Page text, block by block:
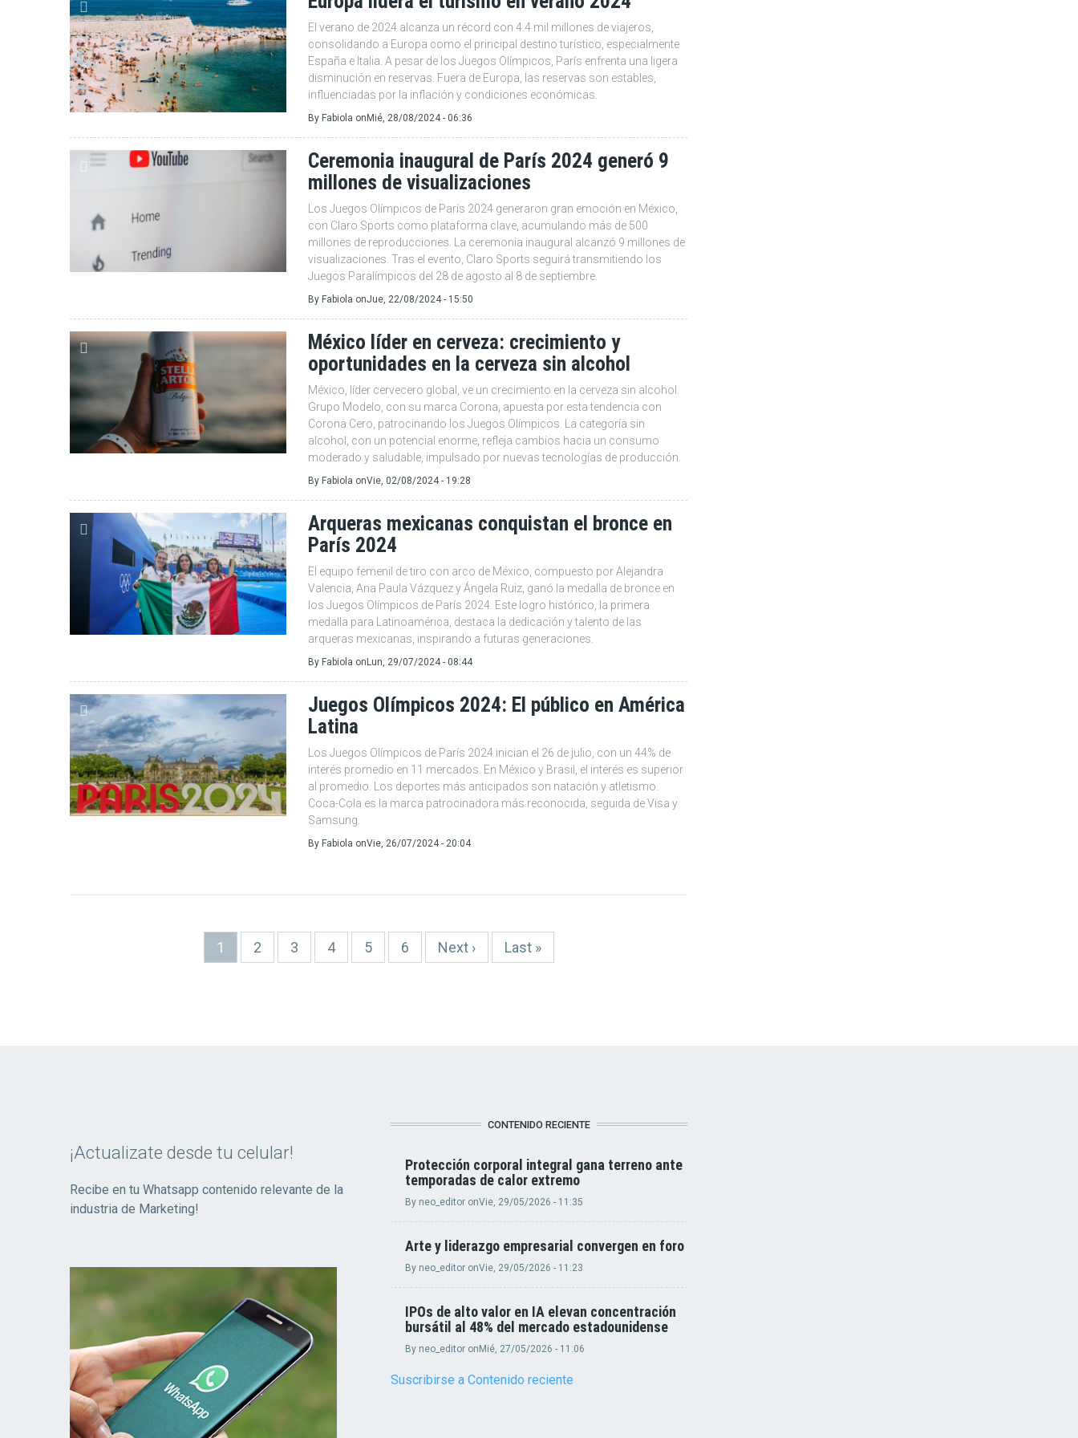
El verano de 2024 alcanza un récord con 4.4 mil millones de viajeros,
consolidando a Europa como el principal destino turístico, especialmente
España e Italia. A pesar de los Juegos Olímpicos, París enfrenta una ligera
disminución en reservas. Fuera de Europa, las reservas son estables,
influenciadas por la inflación y condiciones económicas.
By Fabiola on Mié, 28/08/2024 - 06:36
Ceremonia inaugural de París 2024 generó 9
millones de visualizaciones
Los Juegos Olímpicos de París 2024 generaron gran emoción en México,
con Claro Sports como plataforma clave, acumulando más de 500
millones de reproducciones. La ceremonia inaugural alcanzó 9 millones de
visualizaciones. Tras el evento, Claro Sports seguirá transmitiendo los
Juegos Paralímpicos del 28 de agosto al 8 de septiembre.
By Fabiola onJue, 22/08/2024 - 15:50
México líder en cerveza: crecimiento y
oportunidades en la cerveza sin alcohol
México, líder cervecero global, ve un crecimiento en la cerveza sin alcohol.
Grupo Modelo, con su marca Corona, apuesta por esta tendencia con
Corona Cero, patrocinando los Juegos Olímpicos. La categoría sin
alcohol, con un potencial enorme, refleja cambios hacia un consumo
moderado y saludable, impulsado por nuevas tecnologías de producción.
By Fabiola onVie, 02/08/2024 - 19:28
Arqueras mexicanas conquistan el bronce en
París 2024
El equipo femenil de tiro con arco de México, compuesto por Alejandra
Valencia, Ana Paula Vázquez y Ángela Ruiz, ganó la medalla de bronce en
los Juegos Olímpicos de París 2024. Este logro histórico, la primera
medalla para Latinoamérica, destaca la dedicación y talento de las
arqueras mexicanas, inspirando a futuras generaciones.
By Fabiola on Lun, 29/07/2024 - 08:44
Juegos Olímpicos 2024: El público en América
Latina
Los Juegos Olímpicos de París 2024 inician el 26 de julio, con un 44% de
interés promedio en 11 mercados. En México y Brasil, el interés es superior
al promedio. Los deportes más anticipados son natación y atletismo.
Coca-Cola es la marca patrocinadora más reconocida, seguida de Visa y
Samsung.
By Fabiola onVie, 26/07/2024 - 20:04
Página
1 Page
2 Page
3 Page
4 Page
5 Page
6
Siguiente
Next ›
Última
Last »
¡Actualizate desde tu celular!
Recibe en tu Whatsapp contenido relevante de la
industria de Marketing!
CONTENIDO RECIENTE
Protección corporal integral gana terreno ante
temporadas de calor extremo
By neo_editoronVie, 29/05/2026 - 11:35
Arte y liderazgo empresarial convergen en foro
By neo_editoronVie, 29/05/2026 - 11:23
IPOs de alto valor en IA elevan concentración
bursátil al 48% del mercado estadounidense
By neo_editoron Mié, 27/05/2026 - 11:06
Suscribirse a Contenido reciente